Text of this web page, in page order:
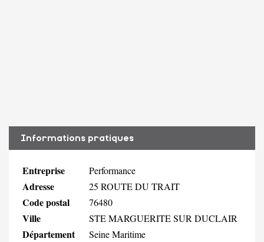
Informations pratiques
Entreprise Performance
Adresse 25 ROUTE DU TRAIT
Code postal 76480
Ville STE MARGUERITE SUR DUCLAIR
Département Seine Maritime